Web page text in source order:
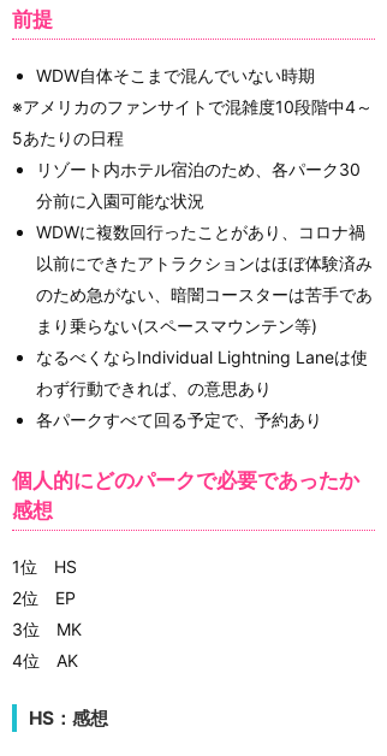
前提
WDW自体そこまで混んでいない時期
※アメリカのファンサイトで混雑度10段階中4～
5あたりの日程
リゾート内ホテル宿泊のため、各パーク30
分前に入園可能な状況
WDWに複数回行ったことがあり、コロナ禍
以前にできたアトラクションはほぼ体験済み
のため急がない、暗闇コースターは苦手であ
まり乗らない(スペースマウンテン等)
なるべくならIndividual Lightning Laneは使
わず行動できれば、の意思あり
各パークすべて回る予定で、予約あり
個人的にどのパークで必要であったか
感想
1位 HS
2位 EP
3位 MK
4位 AK
HS：感想